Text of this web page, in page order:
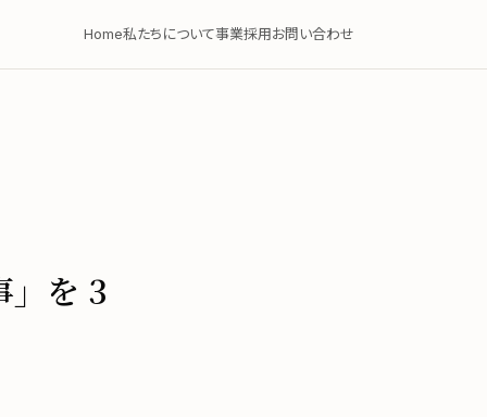
Home私たちについて事業採用お問い合わせ
を 3